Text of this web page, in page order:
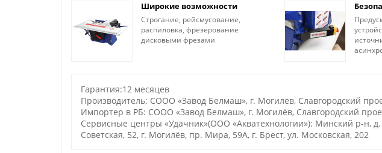
Широкие возможности
Строгание, рейсмусование,
распиловка, фрезерование
дисковыми фрезами
Гарантия:12 месяцев
Производитель: СООО «Завод Белмаш», г. Могилёв, Славгородский
Импортер в РБ: СООО «Завод Белмаш», г. Могилёв, Славгородский
Сервисные центры «Удачник»(ООО «Акватехнологии»): Минский р-н, д.
Советская, 52, г. Могилёв, пр. Мира, 59А, г. Брест, ул. Московская, 202